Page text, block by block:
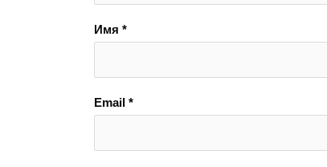
Имя *
Email *